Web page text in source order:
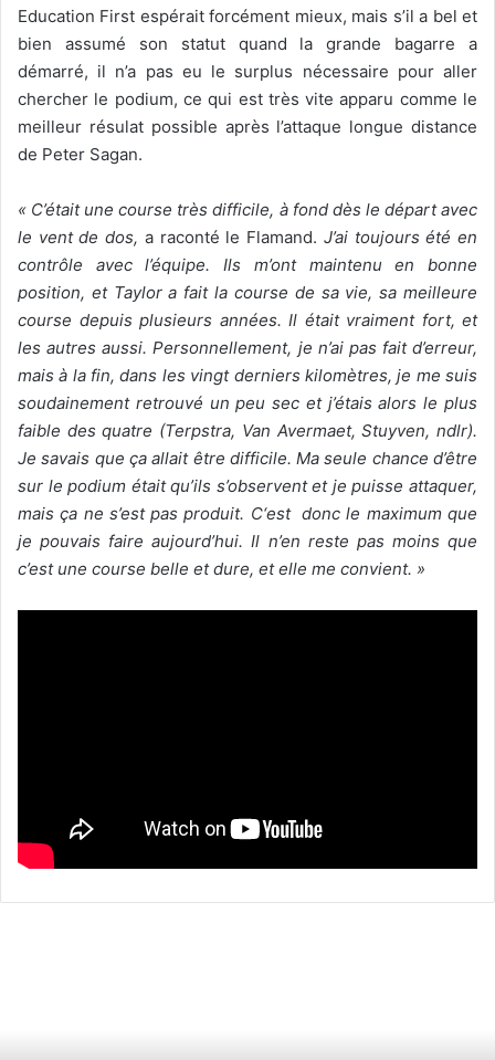
Education First espérait forcément mieux, mais s’il a bel et
bien assumé son statut quand la grande bagarre a
démarré, il n’a pas eu le surplus nécessaire pour aller
chercher le podium, ce qui est très vite apparu comme le
meilleur résulat possible après l’attaque longue distance
de Peter Sagan.
« C’était une course très difficile, à fond dès le départ avec
le vent de dos, a raconté le Flamand. J’ai toujours été en
contrôle avec l’équipe.
Ils m’ont maintenu en bonne
position, et Taylor a fait la course de sa vie, sa meilleure
course depuis plusieurs années. Il était vraiment fort, et
les autres aussi. Personnellement, je n’ai pas fait d’erreur,
mais à la fin, dans les vingt derniers kilomètres, je me suis
soudainement retrouvé un peu sec et j’étais alors le plus
faible des quatre (Terpstra, Van Avermaet, Stuyven, ndlr).
Je savais que ça allait être difficile. Ma seule chance d’être
sur le podium était qu’ils s’observent et je puisse attaquer,
mais ça ne s’est pas produit. C‘est donc le maximum que
je pouvais faire aujourd’hui. Il n’en reste pas moins que
c’est une course belle et dure, et elle me convient. »